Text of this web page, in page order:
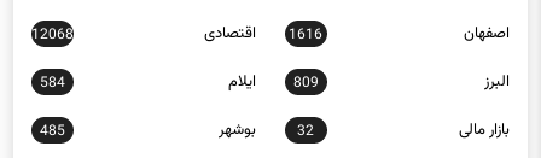
اصفهان 1616 اقتصادی 12068
البرز 809 ایلام 584
بازار مالی 32 بوشهر 485